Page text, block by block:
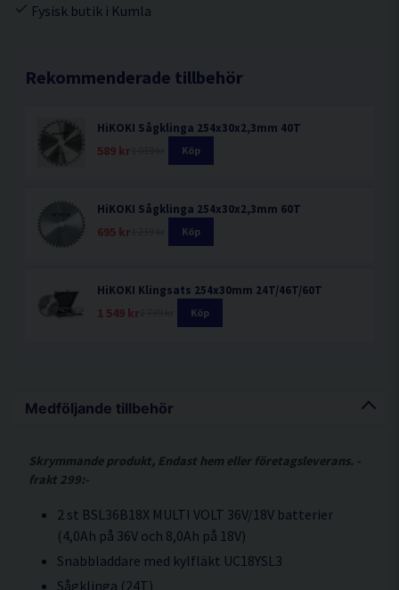
Medföljande tillbehör
Skrymmande produkt, Endast hem eller företagsleverans. -
frakt 299:-
2 st BSL36B18X MULTI VOLT 36V/18V batterier
(4,0Ah på 36V och 8,0Ah på 18V)
Snabbladdare med kylfläkt UC18YSL3
Sågklinga (24T)
Fysisk butik i Kumla
Rekommenderade tillbehör
HiKOKI Sågklinga 254x30x2,3mm 40T
589 kr Köp
HiKOKI Sågklinga 254x30x2,3mm 60T
695 kr Köp
HiKOKI Klingsats 254x30mm 24T/46T/60T
1 549 kr Köp